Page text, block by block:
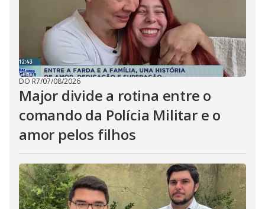
DO R7/07/08/2026
Major divide a rotina entre o
comando da Polícia Militar e o
amor pelos filhos